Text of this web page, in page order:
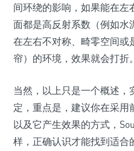
间环绕的影响，如果能在
面都是高反射系数（例如水
在左右不对称、畸零空间或
帘）的环境，效果就会打折。
当然，以上只是一个概述
定，重点是，建议你在采用
以及它产生效果的方式，
样，正确认识才能找到适合